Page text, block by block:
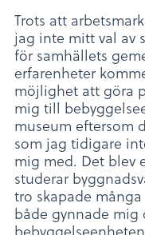
Trots att
jag inte mitt val av
för samhällets
erfarenheter
möjlighet att göra
mig till
museum eftersom
som jag tidigare
mig med. Det blev
studerar
tro skapade
både gynnade mig